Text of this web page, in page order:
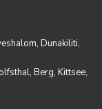
Dunakiliti,
Berg, Kittsee,